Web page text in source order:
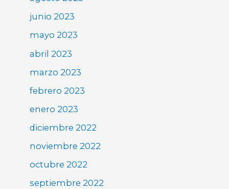
junio 2023
mayo 2023
abril 2023
marzo 2023
febrero 2023
enero 2023
diciembre 2022
noviembre 2022
octubre 2022
septiembre 2022